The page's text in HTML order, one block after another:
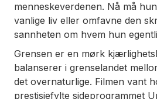
menneskeverdenen. Nå må
vanlige liv eller omfavne den
sannheten om hvem hun
Grensen er en mørk
balanserer i grenselandet
det overnaturlige. Filmen vant
prestisjefylte sideprogrammet